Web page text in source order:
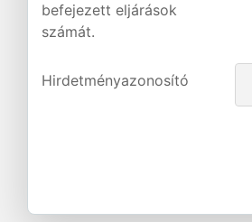
befejezett eljárások
számát.
Hirdetményazonosító